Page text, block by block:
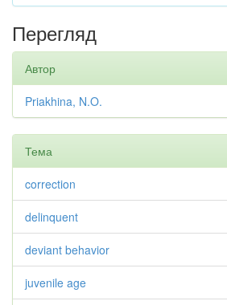
Перегляд
Автор
Priakhina, N.O.
Тема
correction
delinquent
deviant behavior
juvenile age